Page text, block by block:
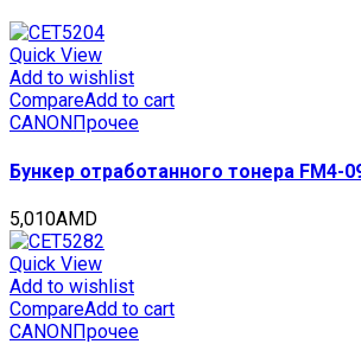
Color
LaserJet
M252dw/M252n/M274n/M277dw/M277n
(CET),
DGP0757
Quick View
Add to wishlist
CompareAdd to cart
CANON Прочее
Бункер отработанного тонера FM4-
5,010AMD
Quick View
Add to wishlist
CompareAdd to cart
CANONПрочее